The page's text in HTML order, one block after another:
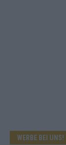
WERBE BEI UNS!